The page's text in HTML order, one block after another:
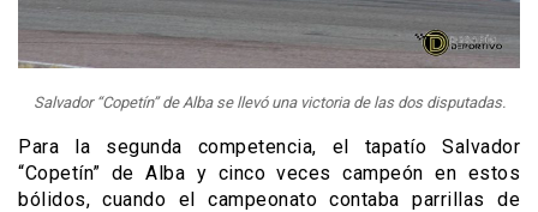
Salvador “Copetín” de Alba se llevó una victoria de las dos disputadas.
Para la segunda competencia, el tapatío Salvador
“Copetín” de Alba y cinco veces campeón en estos
bólidos, cuando el campeonato contaba parrillas de